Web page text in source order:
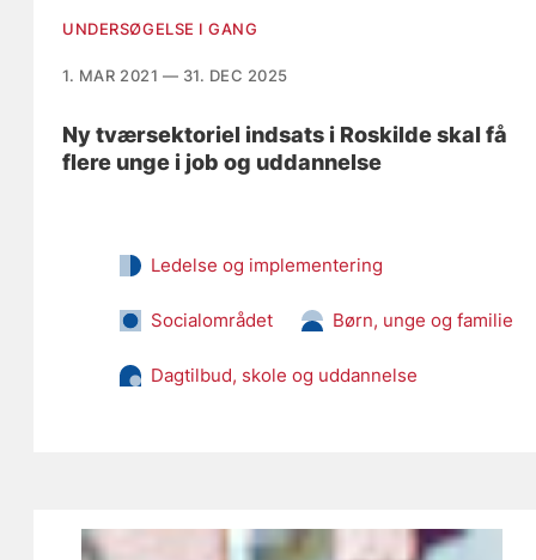
UNDERSØGELSE I GANG
1. MAR 2021 — 31. DEC 2025
Ny tværsektoriel indsats i Roskilde skal få
flere unge i job og uddannelse
Ledelse og implementering
Socialområdet Børn, unge og familie
Dagtilbud, skole og uddannelse